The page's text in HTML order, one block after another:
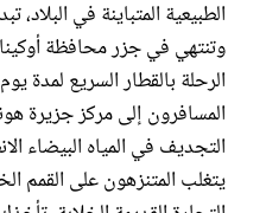
الطبيعية المتباينة في
وتنتهي في جزر محافظة
الرحلة بالقطار السريع لمدة
المسافرون إلى مركز جزيرة
التجديف في المياه البيضاء
يتغلب المتنزهون على القمم